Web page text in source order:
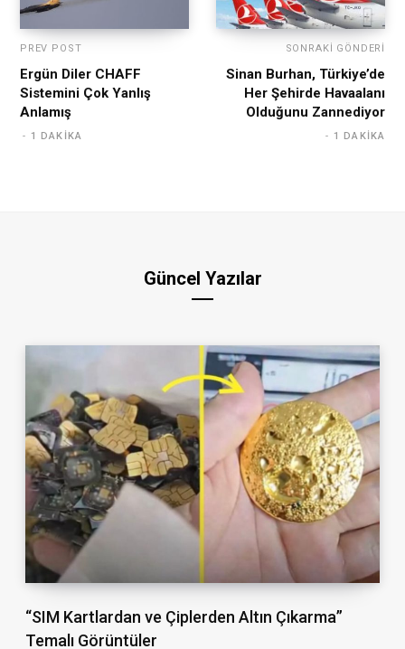
PREV POST
Ergün Diler CHAFF
Sistemini Çok Yanlış
Anlamış
1 DAKIKA
SONRAKI GÖNDERI
Sinan Burhan, Türkiye’de
Her Şehirde Havaalanı
Olduğunu Zannediyor
1 DAKIKA
Güncel Yazılar
“SIM Kartlardan ve Çiplerden Altın Çıkarma”
Temalı Görüntüler